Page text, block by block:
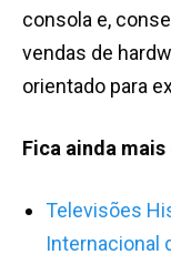
consola e,
vendas de
orientado para
Fica ainda
Televisões
Internacional